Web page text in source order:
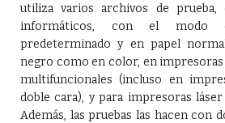
utiliza varios archivos de prueba,
informáticos, con el modo
predeterminado y en papel
negro como en color, en impresoras
multifuncionales (incluso en
doble cara), y para impresoras
Además, las pruebas las hacen con